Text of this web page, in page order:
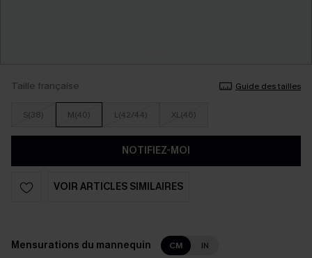
Taille française Guide des tailles
S(38) M(40) L(42/44) XL(46)
NOTIFIEZ-MOI
VOIR ARTICLES SIMILAIRES
Mensurations du mannequin CM IN